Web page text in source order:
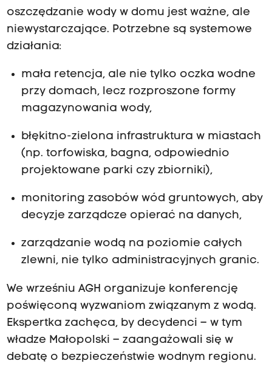
oszczędzanie wody w domu jest ważne, ale
niewystarczające. Potrzebne są systemowe
działania:
mała retencja, ale nie tylko oczka wodne
przy domach, lecz rozproszone formy
magazynowania wody,
błękitno-zielona infrastruktura w miastach
(np. torfowiska, bagna, odpowiednio
projektowane parki czy zbiorniki),
monitoring zasobów wód gruntowych, aby
decyzje zarządcze opierać na danych,
zarządzanie wodą na poziomie całych
zlewni, nie tylko administracyjnych granic.
We wrześniu AGH organizuje konferencję
poświęconą wyzwaniom związanym z wodą.
Ekspertka zachęca, by decydenci – w tym
władze Małopolski – zaangażowali się w
debatę o bezpieczeństwie wodnym regionu.